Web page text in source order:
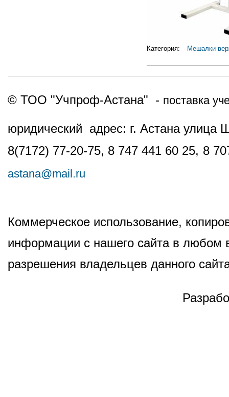
Категория: Мешалки
© ТОО "Учпроф-Астана" - поставка
юридический адрес: г. Астана
8(7172) 77-20-75, 8 747 441 60 25, 8
astana@mail.ru
Коммерческое использование,
информации с нашего сайта в любом
разрешения владельцев данного